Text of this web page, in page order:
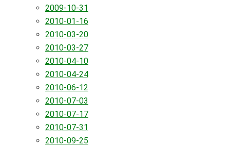
2009-10-31
2010-01-16
2010-03-20
2010-03-27
2010-04-10
2010-04-24
2010-06-12
2010-07-03
2010-07-17
2010-07-31
2010-09-25